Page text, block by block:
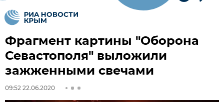
Фрагмент картины "Оборона
Севастополя" выложили
зажженными свечами
09:52 22.06.2020